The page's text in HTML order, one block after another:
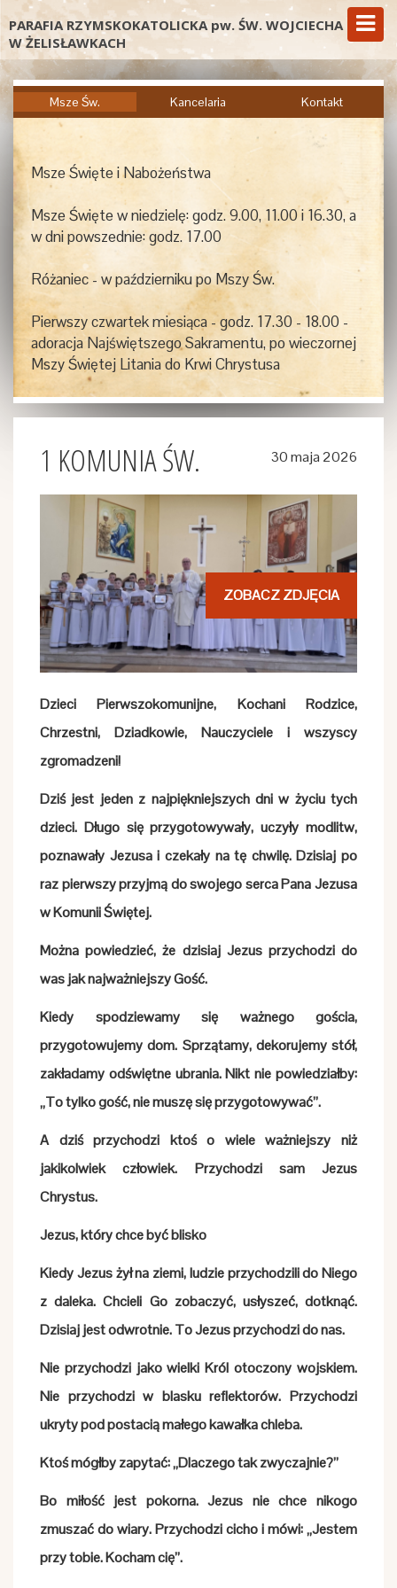
PARAFIA RZYMSKOKATOLICKA pw. ŚW. WOJCIECHA
W ŻELISŁAWKACH
Msze Św. Kancelaria Kontakt
Msze Święte i Nabożeństwa
Msze Święte w niedzielę: godz. 9.00, 11.00 i 16.30, a
w dni powszednie: godz. 17.00
Różaniec - w październiku po Mszy Św.
Pierwszy czwartek miesiąca - godz. 17.30 - 18.00 -
adoracja Najświętszego Sakramentu, po wieczornej
Mszy Świętej Litania do Krwi Chrystusa
Pierwszy piątek miesiąca - po wieczornej Mszy
Pierwsza sobota miesiśca - po wieczornej Mszy
Świętej - nabożeństwo pierwszo-sobotnie (Różaniec
z rozważaniami przez wstawiennictwo Matki Bożej
Fatimskiej)
Roraty - w dni wowszednie o godz. 17.00
Proboszcz Parafii
ks. Grzegorz Kreft
Tel. 500 895 546
Strona internetowa parafii: www.parafiazelislawki.pl
30 maja 2026
1 KOMUNIA ŚW.
ZOBACZ ZDJĘCIA
Dzieci Pierwszokomunijne, Kochani Rodzice,
Chrzestni, Dziadkowie, Nauczyciele i wszyscy
zgromadzeni!
Dziś jest jeden z najpiękniejszych dni w życiu tych
dzieci. Długo się przygotowywały, uczyły modlitw,
poznawały Jezusa i czekały na tę chwilę. Dzisiaj po
raz pierwszy przyjmą do swojego serca Pana Jezusa
w Komunii Świętej.
Można powiedzieć, że dzisiaj Jezus przychodzi do
was jak najważniejszy Gość.
Kiedy spodziewamy się ważnego gościa,
przygotowujemy dom. Sprzątamy, dekorujemy stół,
zakładamy odświętne ubrania. Nikt nie powiedziałby:
„To tylko gość, nie muszę się przygotowywać”.
A dziś przychodzi ktoś o wiele ważniejszy niż
jakikolwiek człowiek. Przychodzi sam Jezus
Chrystus.
Jezus, który chce być blisko
Kiedy Jezus żył na ziemi, ludzie przychodzili do Niego
z daleka. Chcieli Go zobaczyć, usłyszeć, dotknąć.
Dzisiaj jest odwrotnie. To Jezus przychodzi do nas.
Nie przychodzi jako wielki Król otoczony wojskiem.
Nie przychodzi w blasku reflektorów. Przychodzi
ukryty pod postacią małego kawałka chleba.
Ktoś mógłby zapytać: „Dlaczego tak zwyczajnie?”
Bo miłość jest pokorna. Jezus nie chce nikogo
zmuszać do wiary. Przychodzi cicho i mówi: „Jestem
przy tobie. Kocham cię”.